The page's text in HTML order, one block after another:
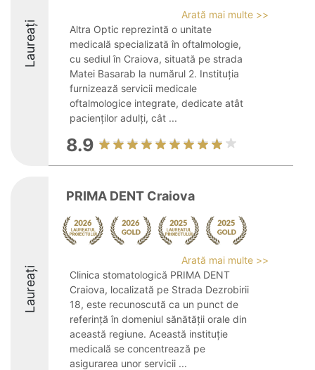
Laureați
Arată mai multe >>
Altra Optic reprezintă o unitate
medicală specializată în oftalmologie,
cu sediul în Craiova, situată pe strada
Matei Basarab la numărul 2. Instituția
furnizează servicii medicale
oftalmologice integrate, dedicate atât
pacienților adulți, cât ...
8.9
Laureați
PRIMA DENT Craiova
Arată mai multe >>
Clinica stomatologică PRIMA DENT
Craiova, localizată pe Strada Dezrobirii
18, este recunoscută ca un punct de
referință în domeniul sănătății orale din
această regiune. Această instituție
medicală se concentrează pe
asigurarea unor servicii ...